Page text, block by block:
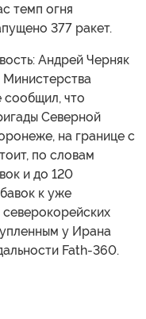
темп огня
377 ракет.
Андрей Черняк
Министерства
сообщил, что
Северной
на границе с
по словам
и до 120
к уже
у Ирана
Fath-360.